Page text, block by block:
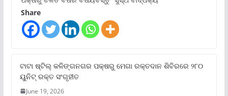
Share
ଟାଟା ଷ୍ଟିଲ୍‌ କଳିଙ୍ଗନଗର ପକ୍ଷରୁ ମେଗା ରକ୍ତଦାନ ଶିବିରରେ ୨୮୦
ୟୁନିଟ୍‌ ରକ୍ତ ସଂଗୃହୀତ
June 19, 2026